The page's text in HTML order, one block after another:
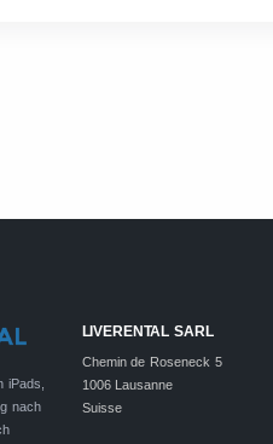
iPads,
nach
LIVERENTAL SARL
Chemin de Roseneck 5
1006 Lausanne
Suisse